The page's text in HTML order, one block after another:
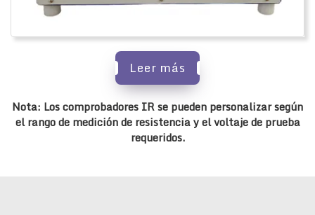
Leer más
Nota: Los comprobadores IR se pueden personalizar según
el rango de medición de resistencia y el voltaje de prueba
requeridos.